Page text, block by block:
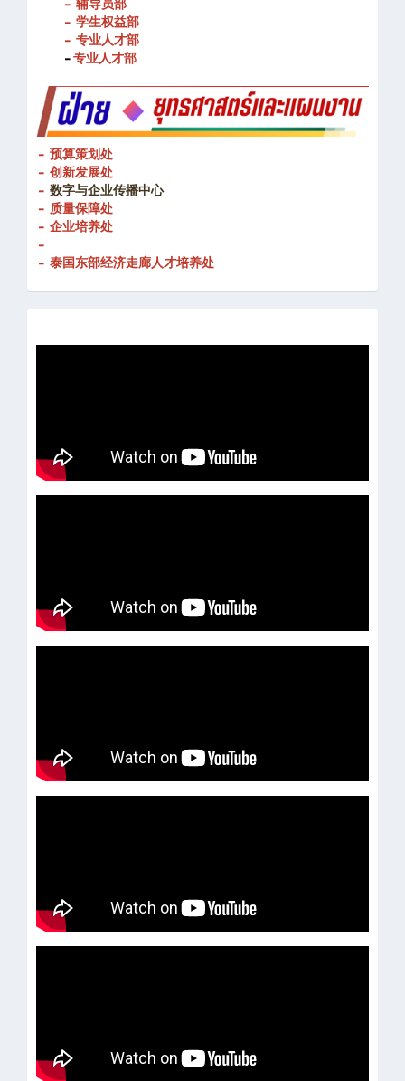
-社区发展部
- 辅导员部
- 学生权益部
- 专业人才部
-专业人才部
- 预算策划处
- 创新发展处
- 数字与企业传播中心
- 质量保障处
- 企业培养处
-
- 泰国东部经济走廊人才培养处